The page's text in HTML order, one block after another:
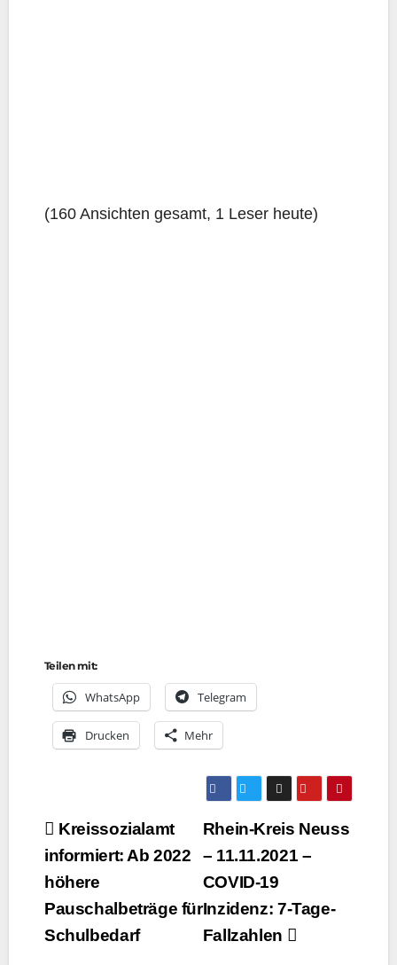
(160 Ansich­ten gesamt, 1 Leser heute)
Teilen mit:
Whats­App Tele­gram
Dru­cken Mehr
Beitragsnavigation
Rhein-Kreis Neuss
– 11.11.2021 –
COVID-19
Inzidenz: 7‑Tage-
Fallzahlen
Kreissozialamt
informiert: Ab 2022
höhere
Pauschalbeträge für
Schulbedarf